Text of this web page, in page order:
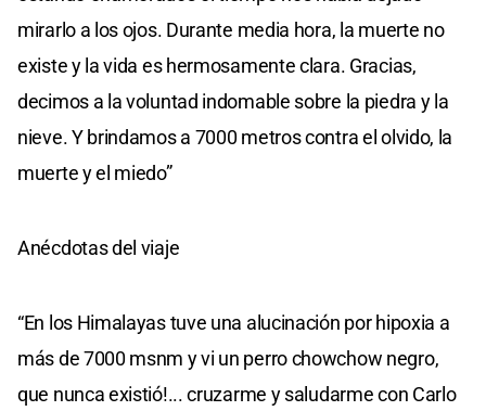
mirarlo a los ojos. Durante media hora, la muerte no
existe y la vida es hermosamente clara. Gracias,
decimos a la voluntad indomable sobre la piedra y la
nieve. Y brindamos a 7000 metros contra el olvido, la
muerte y el miedo”
Anécdotas del viaje
“En los Himalayas tuve una alucinación por hipoxia a
más de 7000 msnm y vi un perro chowchow negro,
que nunca existió!... cruzarme y saludarme con Carlo